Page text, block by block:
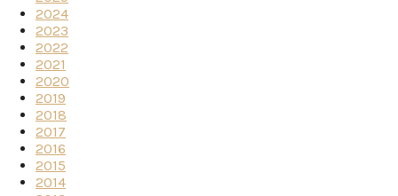
2024
2023
2022
2021
2020
2019
2018
2017
2016
2015
2014